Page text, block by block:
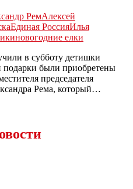
РемАлексей
Единая РоссияИлья
новогодние елки
в субботу детишки
были приобретены
председателя
Рема, который…